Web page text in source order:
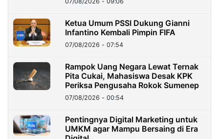
Ketua Umum PSSI Dukung Gianni
Infantino Kembali Pimpin FIFA
07/08/2026 - 07:54
Rampok Uang Negara Lewat Ternak
Pita Cukai, Mahasiswa Desak KPK
Periksa Pengusaha Rokok Sumenep
07/08/2026 - 00:54
Pentingnya Digital Marketing untuk
UMKM agar Mampu Bersaing di Era